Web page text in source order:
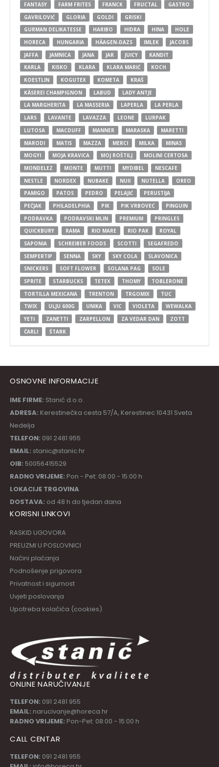
FANTASY
FARM FRITES FRANCK FRUCTAL
GASTRO
GAVRILOVIĆ
GLORIA GOLDI
GRISKI
GURMAN DELIKATESSE
HARIBO HIDRA HINA
HOLE
HORECA
HUNGARIA HÄAGEN-DAZS IMLEK
JACOBS
JAFFA
JAMNICA JANA JAR JUICY
KANDIT
KARLA
KISKO KLARA KLARA MARIĆ
KOCH
KOESTLIN
KOGUTEX KOMETA
KRAŠ
KÄSEREI CHAMPIGNON
LABUD
LADY ANTJE
LA MARGHERITA
LA MASSERIA LAPERLA
LA PERLA
LARS
LAVANTE LAVAZZA LEONE
LURPAK
LUTOSA
MACDUFF MANNER MARASKA
MARETTI
MARODI
MATIS MAZZA MERCI MILKA
MINAS
MOGYI
MOJA KRAVICA MOJ ROŠTILJ
MOLINI CERTOSA
MONDELEZ
MONTE MUTTI MYDIBEL
NESCAFE
NESTLE
NORDEX NUBAKE NUII NUTELLA
OREO
PAMIGO
PATOS PEDRO PELAJIĆ
PERUSTIJA
PEČJAK
PHILADELPHIA PIK PIK VRBOVEC
PINGUIN
PODRAVKA
PODRAVSKI MLIN PREMIUM
PRINGLES
QUICKBURY
RAMA RIO MARE RIO PAK
ROYAL
SAPONIA
SCHREIBER FOODS SCOTTI
SEGAFREDO
SEMPERTIP
SENNA SKY SKY COLA
SLAVONICA
SNICKERS
SOFT FLOWER SOLANA PAG
SOLE
SPRITE
STARBUCKS TETEX THOMY
TOBLERONE
TORTILLA MEXICANA
TRENTON TRGOMIX
TUC
TWIX
ULJU 600G UNIKA VIC VIOLETA
WEWALKA
YETI
ZANETTI ZARPELLON ZA VEDAR DAN
ZOTT
ČARLI
ŠTARK
OSNOVNE INFORMACIJE
IME FIRME: Stanić d.o.o.
ADRESA: Kerestinečka cesta 57/A, Kerestinec 10431 Sveta
Nedelja
TELEFON: 091 2481 955
EMAIL: stanic@stanic.hr
OIB: 50056415529
RADNO VRIJEME: Pon - Pet: 08:00 - 15:00 h
LOKACIJE TRGOVINA
DOSTAVA: od 48 h do tjedan dana
KORISNI LINKOVI
RASKID UGOVORA
PREUZMI U POSLOVNICI
Načini plaćanja
Podnošenje prigovora
Privatnost i sigurnost
Uvjeti poslovanja
Upotreba kolačića (cookies)
ONLINE NARUČIVANJE
TELEFON: 091 2481 955
EMAIL: narucivanje@horeca.hr
RADNO VRIJEME: Pon-Pet: 08:00 - 15:00 h
CALL CENTAR
TELEFON: 091 2481 955